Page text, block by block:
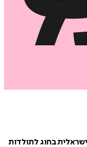
בחוג לתולדות